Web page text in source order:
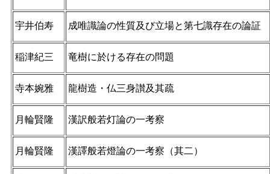
宇井伯寿 成唯識論の性質及び立場と第七識存在の論証
稲津紀三 竜樹に於ける存在の問題
寺本婉雅 龍樹造・仏三身讃及其疏
月輪賢隆 漢訳般若灯論の一考察
月輪賢隆 漢譯般若燈論の一考察（其二）